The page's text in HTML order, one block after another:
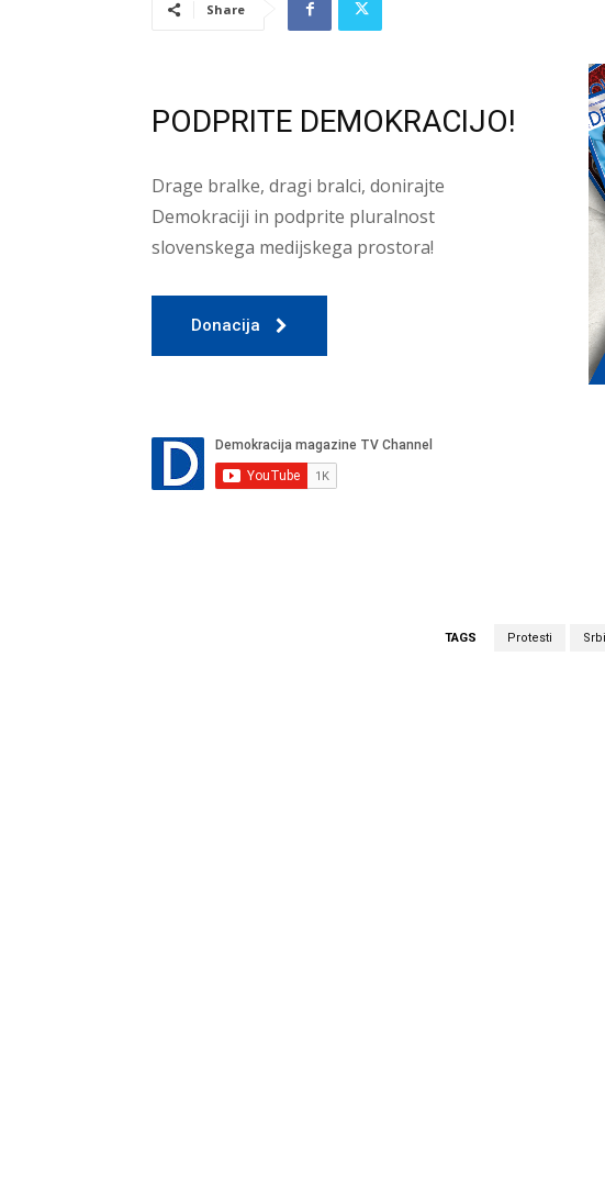
Share
PODPRITE DEMOKRACIJO!
Drage bralke, dragi bralci, donirajte
Demokraciji in podprite pluralnost
slovenskega medijskega prostora!
Donacija
TAGS Protesti